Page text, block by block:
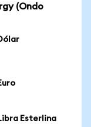
(Ondo
Esterlina